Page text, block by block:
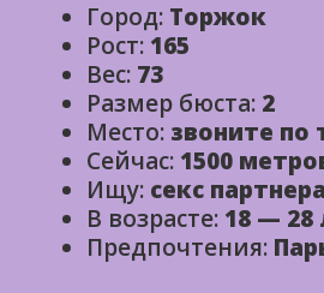
Город: Торжок
Рост: 165
Вес: 73
Размер бюста: 2
Место: звоните по
Сейчас: 1500
Ищу: секс партнера
В возрасте: 18 — 28
Предпочтения: